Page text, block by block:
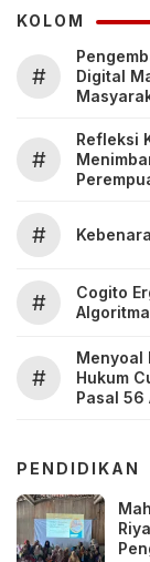
KOLOM
#
Digital
#
Refleksi
#
#
Cogito
Algoritma
#
Menyoal
Hukum
Pasal 56
PENDIDIKAN